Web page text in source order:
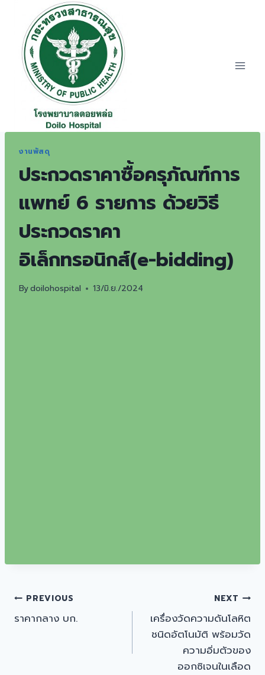
content
งานพัสดุ
ประกวดราคาซื้อครุภัณฑ์การ
แพทย์ 6 รายการ ด้วยวิธี
ประกวดราคา
อิเล็กทรอนิกส์(e-bidding)
Bydoilohospital 13/มิ.ย./2024
แนะแนว
เรื่อง
PREVIOUS
ราคากลาง บก.
NEXT
เครื่องวัดความดันโลหิต
ชนิดอัตโนมัติ พร้อมวัด
ความอิ่มตัวของ
ออกซิเจนในเลือด